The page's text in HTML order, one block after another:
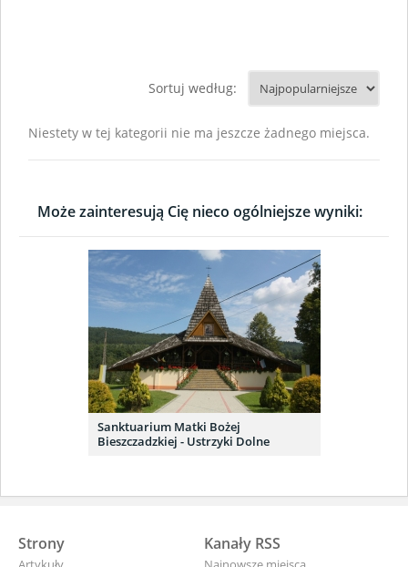
Sortuj według:
Niestety w tej kategorii nie ma jeszcze żadnego miejsca.
Może zainteresują Cię nieco ogólniejsze wyniki:
Sanktuarium Matki Bożej
Bieszczadzkiej - Ustrzyki Dolne
Strony Kanały RSS